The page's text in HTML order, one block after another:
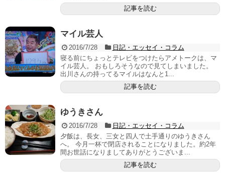
記事を読む
マイル芸人
2016/7/28
日記・エッセイ・コラム
寝る前にちょっとテレビをつけたらアメトークは、マ
イル芸人。 おもしろそうなので見てしまいました。
出川さんの持ってるマイルはなんと1...
記事を読む
ゆうきさん
2016/7/28
日記・エッセイ・コラム
夕飯は、長女、三女と四人で土手通りのゆうきさん
へ。 今月一杯で閉店されることになりました。約2年
間お世話になりましてありがとうございま...
記事を読む